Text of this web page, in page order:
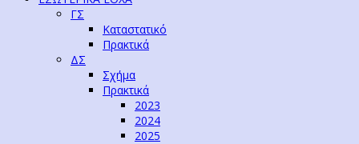
ΓΣ
Καταστατικό
Πρακτικά
ΔΣ
Σχήμα
Πρακτικά
2023
2024
2025